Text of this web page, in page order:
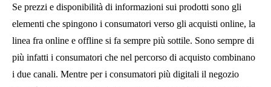
Se prezzi e disponibilità di informazioni sui prodotti sono gli
elementi che spingono i consumatori verso gli acquisti online, la
linea fra online e offline si fa sempre più sottile. Sono sempre di
più infatti i consumatori che nel percorso di acquisto combinano
i due canali. Mentre per i consumatori più digitali il negozio